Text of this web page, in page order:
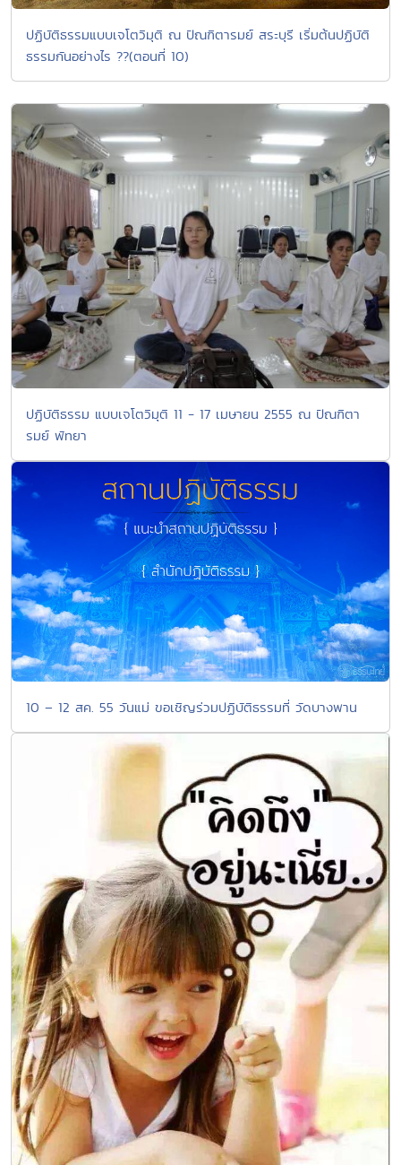
ปฏิบัติธรรมแบบเจโตวิมุติ ณ ปัณฑิตารมย์ สระบุรี เริ่มต้นปฏิบัติ
ธรรมกันอย่างไร ??(ตอนที่ 10)
ปฏิบัติธรรม แบบเจโตวิมุติ 11 - 17 เมษายน 2555 ณ ปัณฑิตา
รมย์ พัทยา
10 – 12 สค. 55 วันแม่ ขอเชิญร่วมปฏิบัติธรรมที่ วัดบางพาน